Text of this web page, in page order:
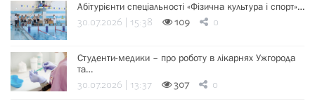
Абітурієнти спеціальності «Фізична культура і спорт»…
30.07.2026 | 15:38 109 0
Студенти-медики – про роботу в лікарнях Ужгорода
та…
30.07.2026 | 13:37 307 0